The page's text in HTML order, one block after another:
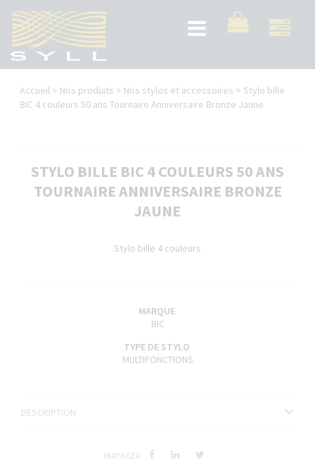
contenu
principal
Toggle
navigation
Vous
êtes
Accueil > Nos produits > Nos stylos et accessoires > Stylo bille
BIC 4 couleurs 50 ans Tournaire Anniversaire Bronze Jaune
STYLO BILLE BIC 4 COULEURS 50 ANS
TOURNAIRE ANNIVERSAIRE BRONZE
JAUNE
Stylo bille 4 couleurs
MARQUE
BIC
TYPE DE STYLO
MULTIFONCTIONS
DESCRIPTION
PARTAGER